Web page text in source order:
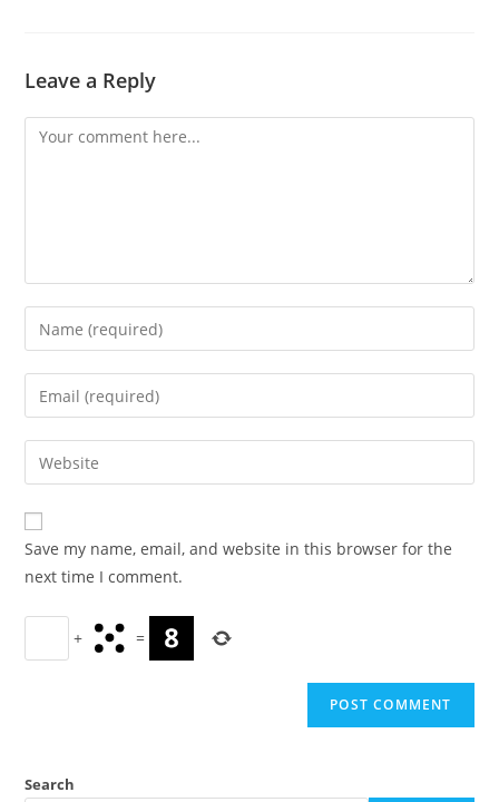
Leave a Reply
Comment
Enter
your
name
comment
Enter
your
email
address
comment
Enter
your
website
URL
(optional)
Save my name, email, and website in this browser for the
next time I comment.
+ =
Search